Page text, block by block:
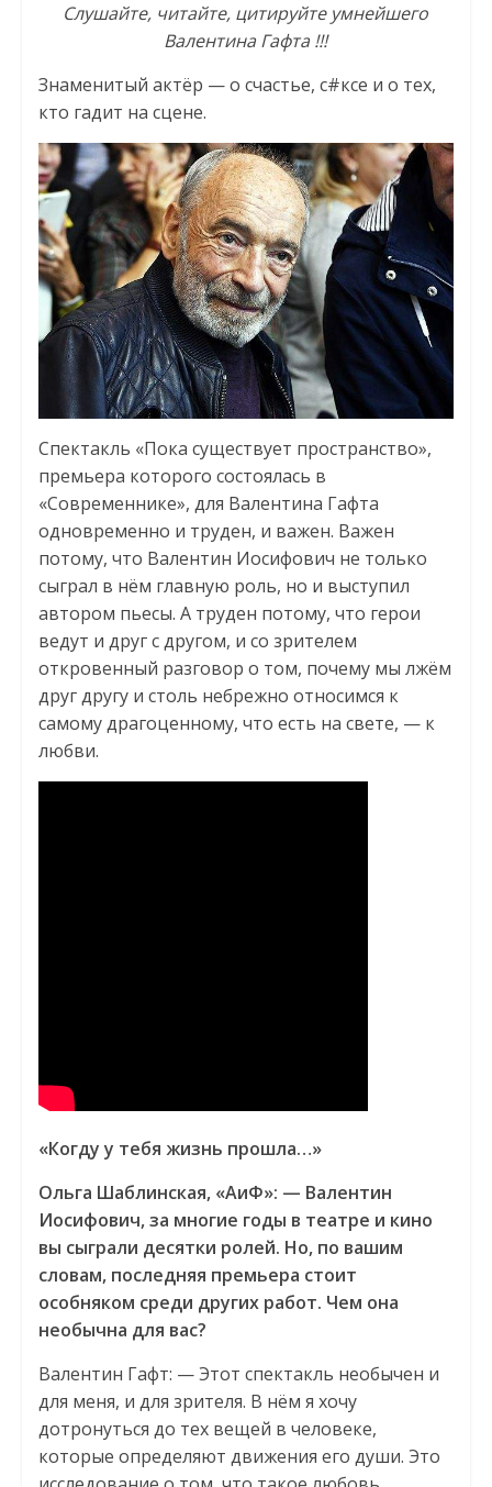
Слушайте, читайте, цитируйте умнейшего
Валентина Гафта !!!
Знаменитый актёр — о счастье, с#ксе и о тех,
кто гадит на сцене.
Спектакль «Пока существует пространство»,
премьера которого состоялась в
«Современнике», для Валентина Гафта
одновременно и труден, и важен. Важен
потому, что Валентин Иосифович не только
сыграл в нём главную роль, но и выступил
автором пьесы. А труден потому, что герои
ведут и друг с другом, и со зрителем
откровенный разговор о том, почему мы лжём
друг другу и столь небрежно относимся к
самому драгоценному, что есть на свете, — к
любви.
«Когду у тебя жизнь прошла…»
Ольга Шаблинская, «АиФ»: — Валентин
Иосифович, за многие годы в театре и кино
вы сыграли десятки ролей. Но, по вашим
словам, последняя премьера стоит
особняком среди других работ. Чем она
необычна для вас?
Валентин Гафт: — Этот спектакль необычен и
для меня, и для зрителя. В нём я хочу
дотронуться до тех вещей в человеке,
которые определяют движения его души. Это